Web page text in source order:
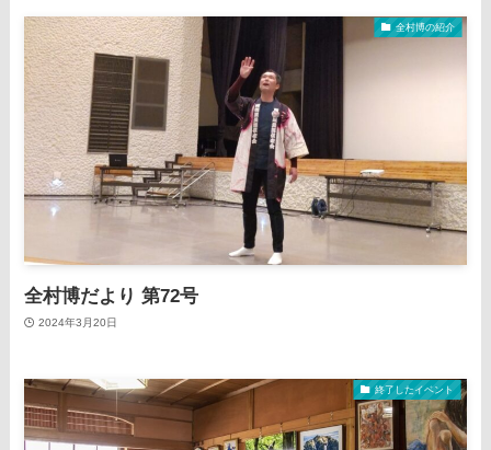
全村博の紹介
全村博だより 第72号
2024年3月20日
終了したイベント